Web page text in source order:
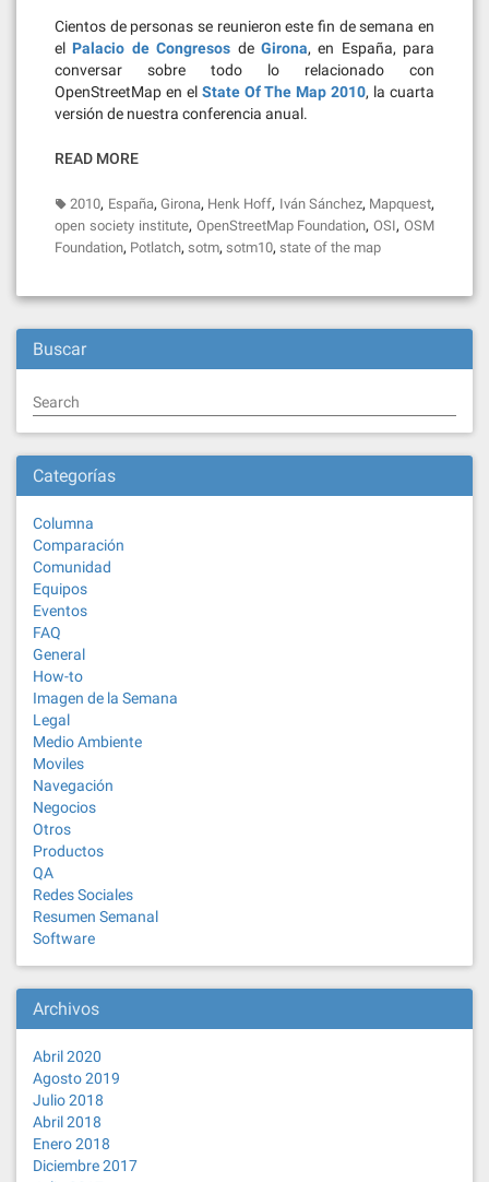
Cientos de personas se reunieron este fin de semana en
el Palacio de Congresos de Girona, en España, para
conversar sobre todo lo relacionado con
OpenStreetMap en el State Of The Map 2010, la cuarta
versión de nuestra conferencia anual.
READ MORE
2010, España, Girona, Henk Hoff, Iván Sánchez, Mapquest,
open society institute, OpenStreetMap Foundation,OSI,OSM
Foundation, Potlatch, sotm, sotm10, state of the map
Buscar
Search
Categorías
Columna
Comparación
Comunidad
Equipos
Eventos
FAQ
General
How-to
Imagen de la Semana
Legal
Medio Ambiente
Moviles
Navegación
Negocios
Otros
Productos
QA
Redes Sociales
Resumen Semanal
Software
Archivos
Abril 2020
Agosto 2019
Julio 2018
Abril 2018
Enero 2018
Diciembre 2017